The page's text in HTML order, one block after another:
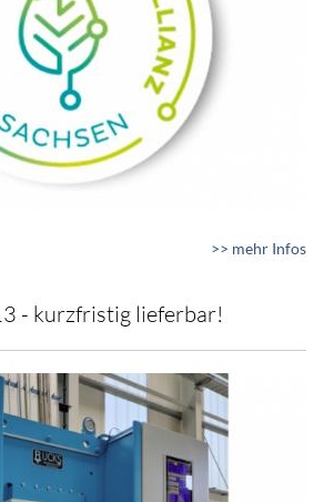
>> mehr Infos
- kurzfristig lieferbar!